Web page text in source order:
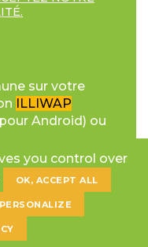
sur votre
ILLIWAP
Android) ou
Goupillères.
you control over
OK, ACCEPT ALL
PERSONALIZE